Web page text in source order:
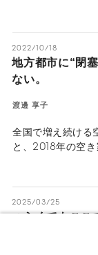
2022/10/18
地方都市に“閉
ない。
渡邊 享子
全国で増え続ける
と、2018年の空
域活性化につなげ
めるのが、株式会
して運用する。
2025/03/25
つらくてもここ
ゃ、なんてな